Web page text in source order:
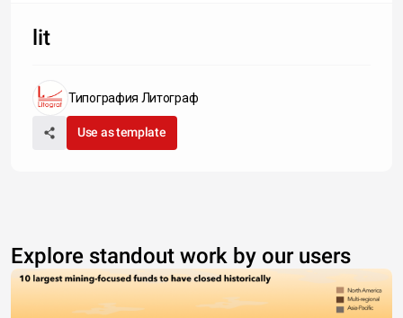
lit
Типография Литограф
Use as template
Explore standout work by our users